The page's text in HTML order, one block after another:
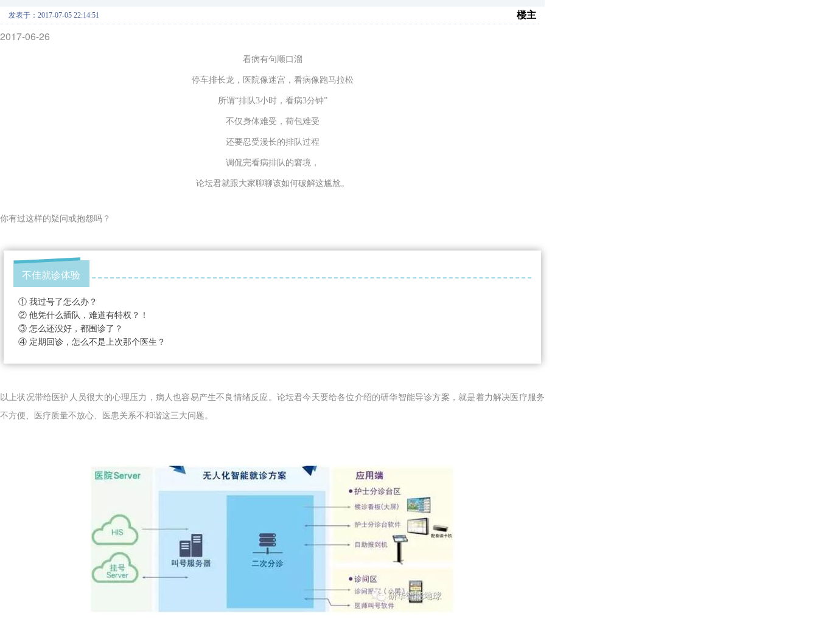
发表于：2017-07-05 22:14:51 楼主
2017-06-26
看病有句顺口溜
停车排长龙，医院像迷宫，看病像跑马拉松
所谓“排队3小时，看病3分钟”
不仅身体难受，荷包难受
还要忍受漫长的排队过程
调侃完看病排队的窘境，
论坛君就跟大家聊聊该如何破解这尴尬。
你有过这样的疑问或抱怨吗？
不佳就诊体验
① 我过号了怎么办？
② 他凭什么插队，难道有特权？！
③ 怎么还没好，都围诊了？
④ 定期回诊，怎么不是上次那个医生？
以上状况带给医护人员很大的心理压力，病人也容易产生不良情绪反应。论坛君今天要给各位介绍的研华智能导诊方案，就是着力解决医疗服务
不方便、医疗质量不放心、医患关系不和谐这三大问题 。